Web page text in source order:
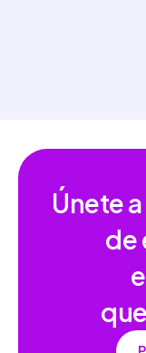
Únete
de